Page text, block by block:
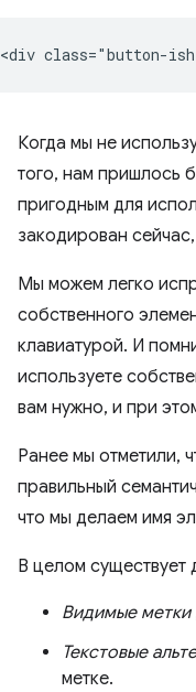
<div class="button-
Когда мы не
того, нам пришлось
пригодным для
закодирован
Мы можем легко
собственного
клавиатурой. И
используете
вам нужно, и при
Ранее мы отметили,
правильный
что мы делаем имя
В целом существует
Видимые метки
Текстовые
метке.